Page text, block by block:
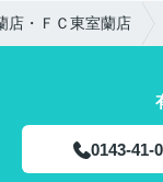
店・ＦＣ東室蘭店
0143-41-